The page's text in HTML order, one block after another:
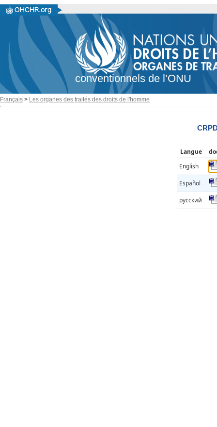
conventionnels de l’ONU
Français > Les organes des traités des droits de l'homme
Langue
English
Español
русский